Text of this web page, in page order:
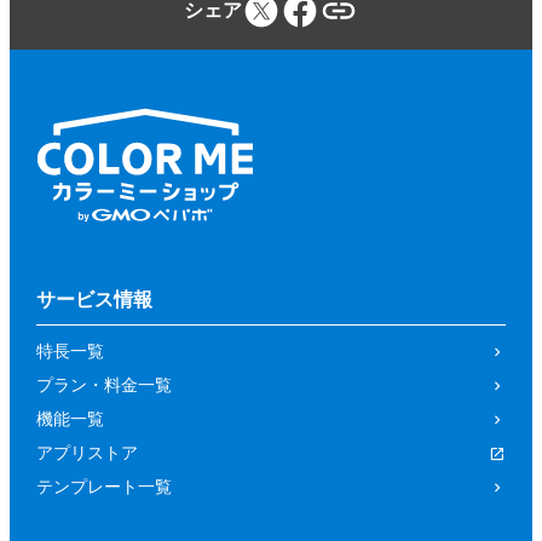
シェア
サービス情報
特長一覧
プラン・料金一覧
機能一覧
アプリストア
テンプレート一覧